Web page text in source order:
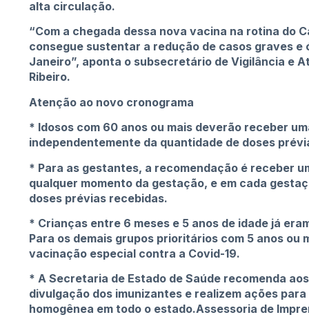
alta circulação.
“Com a chegada dessa nova vacina na rotina do
consegue sustentar a redução de casos graves e
Janeiro”, aponta o subsecretário de Vigilância e
Ribeiro.
Atenção ao novo cronograma
* Idosos com 60 anos ou mais deverão receber
independentemente da quantidade de doses
* Para as gestantes, a recomendação é receber
qualquer momento da gestação, e em cada
doses prévias recebidas.
* Crianças entre 6 meses e 5 anos de idade já
Para os demais grupos prioritários com 5 anos ou
vacinação especial contra a Covid-19.
* A Secretaria de Estado de Saúde recomenda
divulgação dos imunizantes e realizem ações
homogênea em todo o estado.Assessoria de